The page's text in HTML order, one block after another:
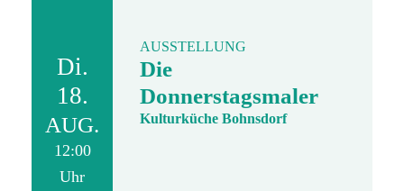
Di.
18.
AUG.
12:00
Uhr
AUSSTELLUNG
Die
Donnerstagsmaler
Kulturküche Bohnsdorf